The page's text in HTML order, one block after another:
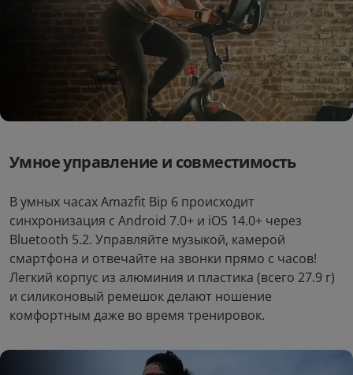
Умное управление и совместимость
В умных часах Amazfit Bip 6 происходит
синхронизация с Android 7.0+ и iOS 14.0+ через
Bluetooth 5.2. Управляйте музыкой, камерой
смартфона и отвечайте на звонки прямо с часов!
Легкий корпус из алюминия и пластика (всего 27.9 г)
и силиконовый ремешок делают ношение
комфортным даже во время тренировок.
Электробритва Soocas S5
.58руб/мес
Вернём до8.59
5.0
Автомобильное зарядное
Ugreen 24W
4.43 руб/мес
Вернём до3.10